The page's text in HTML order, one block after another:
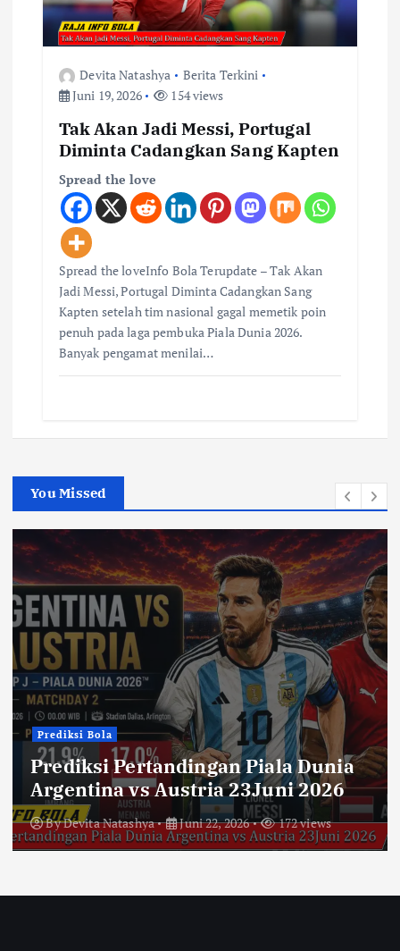
Devita Natashya
Berita Terkini
Juni 19, 2026
154 views
Tak Akan Jadi Messi, Portugal
Diminta Cadangkan Sang Kapten
Spread the love
Spread the loveInfo Bola Terupdate – Tak Akan
Jadi Messi, Portugal Diminta Cadangkan Sang
Kapten setelah tim nasional gagal memetik poin
penuh pada laga pembuka Piala Dunia 2026.
Banyak pengamat menilai…
You Missed
Prediksi Bola
Prediksi Pertandingan Piala Dunia
Argentina vs Austria 23Juni 2026
ByDevita Natashya Juni 22, 2026 172 views